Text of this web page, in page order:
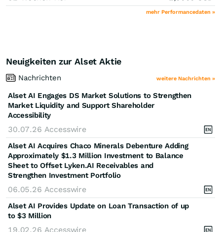
mehr Performancedaten »
Neuigkeiten zur Alset Aktie
Nachrichten weitere Nachrichten »
Alset AI Engages DS Market Solutions to Strengthen
Market Liquidity and Support Shareholder
Accessibility
30.07.26 Accesswire
Alset AI Acquires Chaco Minerals Debenture Adding
Approximately $1.3 Million Investment to Balance
Sheet to Offset Lyken.AI Receivables and
Strengthen Investment Portfolio
06.05.26 Accesswire
Alset AI Provides Update on Loan Transaction of up
to $3 Million
19.02.26 Accesswire